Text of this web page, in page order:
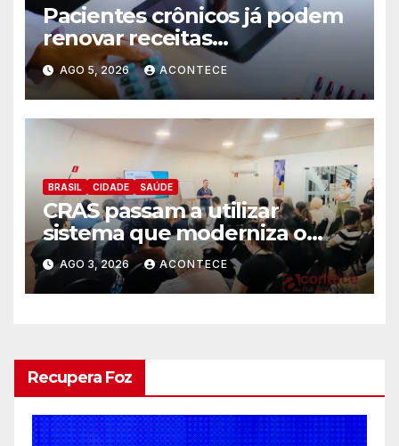
Pacientes crônicos já podem
renovar receitas
automaticamente pelo
aplicativo da Prefeitura
AGO 5, 2026 ACONTECE
BRASIL CIDADE SAÚDE
CRAS passam a utilizar
sistema que moderniza o
atendimento às famílias
AGO 3, 2026 ACONTECE
Recupera Foz